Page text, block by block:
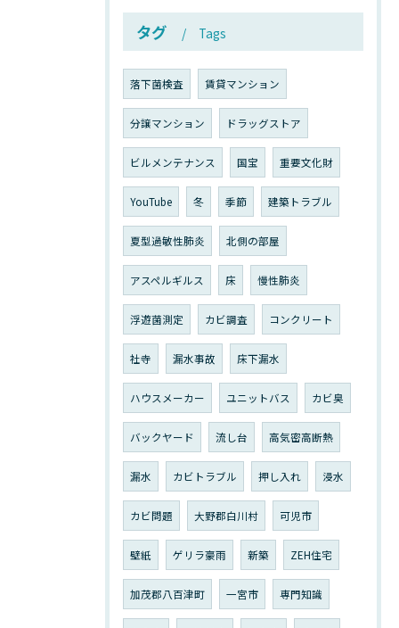
タグ Tags
落下菌検査 賃貸マンション
分譲マンション ドラッグストア
ビルメンテナンス 国宝 重要文化財
YouTube 冬 季節 建築トラブル
夏型過敏性肺炎 北側の部屋
アスペルギルス 床 慢性肺炎
浮遊菌測定 カビ調査 コンクリート
社寺 漏水事故 床下漏水
ハウスメーカー ユニットバス カビ臭
バックヤード 流し台 高気密高断熱
漏水 カビトラブル 押し入れ 浸水
カビ問題 大野郡白川村 可児市
壁紙 ゲリラ豪雨 新築 ZEH住宅
加茂郡八百津町 一宮市 専門知識